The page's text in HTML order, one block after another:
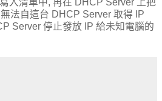
法自這台 DHCP Server 取得 IP
Server 停止發放 IP 給未知電腦的